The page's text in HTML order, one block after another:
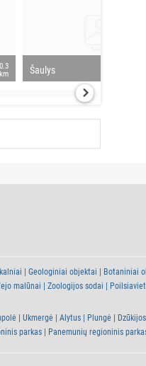
km
Šaulys
Geologiniai objektai Botaniniai
malūnai Zoologijos sodai
Ukmergė Alytus Plungė
parkas Panemunių regioninis